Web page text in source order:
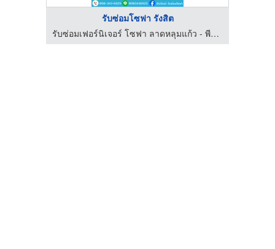
รับซ่อมโซฟา รังสิต
รับซ่อมเฟอร์นิเจอร์ โซฟา ลาดหลุมแก้ว - พีรวัฒน์